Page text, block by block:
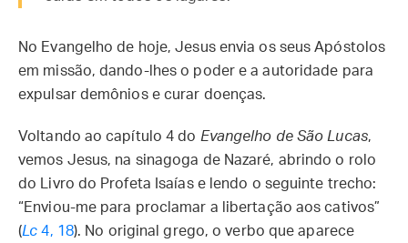
No Evangelho de hoje, Jesus envia os seus Apóstolos
em missão, dando-lhes o poder e a autoridade para
expulsar demônios e curar doenças.
Voltando ao capítulo 4 do Evangelho de São Lucas,
vemos Jesus, na sinagoga de Nazaré, abrindo o rolo
do Livro do Profeta Isaías e lendo o seguinte trecho:
“Enviou-me para proclamar a libertação aos cativos”
(Lc 4, 18). No original grego, o verbo que aparece